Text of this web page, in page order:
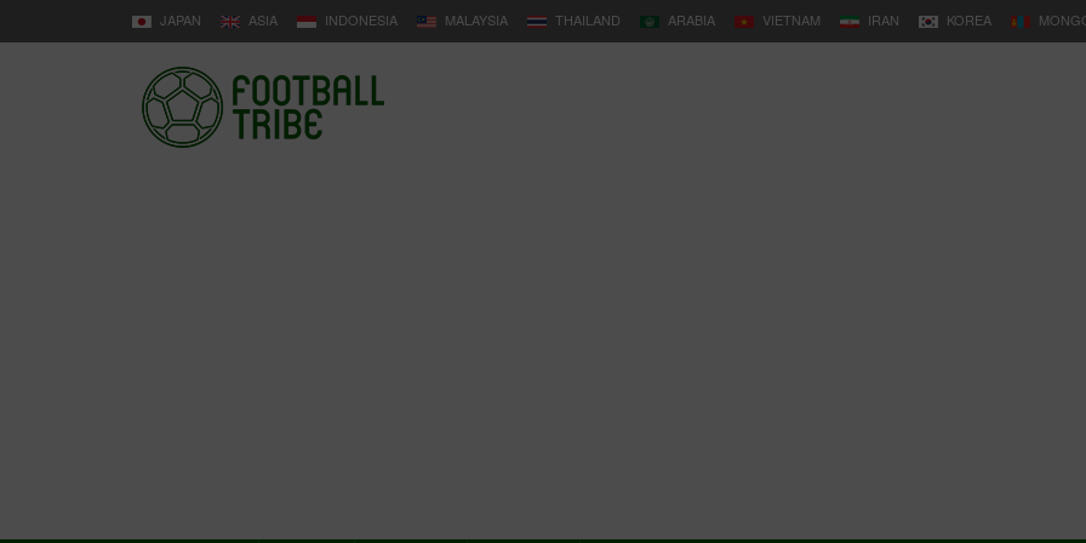
JAPAN ASIA INDONESIA MALAYSIA THAILAND ARABIA VIETNAM IRAN KOREA